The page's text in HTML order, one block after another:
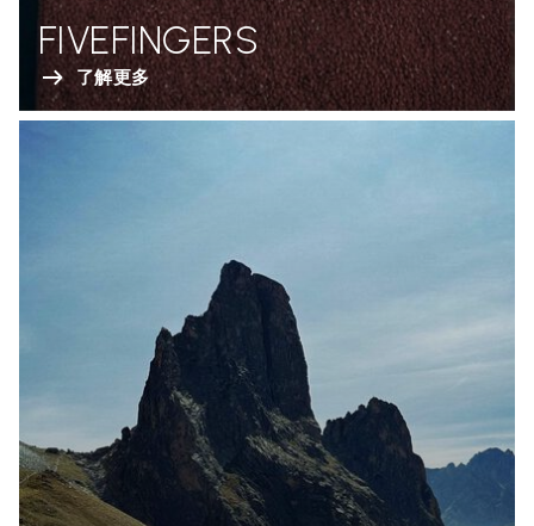
FIVEFINGERS
了解更多